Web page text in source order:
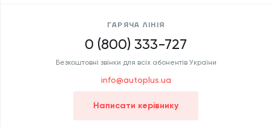
ГАРЯЧА ЛІНІЯ
0 (800) 333-727
Безкоштовні звінки для всіх абонентів України
info@autoplus.ua
Написати керівнику